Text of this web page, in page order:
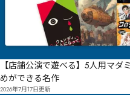
【店舗公演で遊べる】5人用マ
めができる名作
2026年7月17日更新